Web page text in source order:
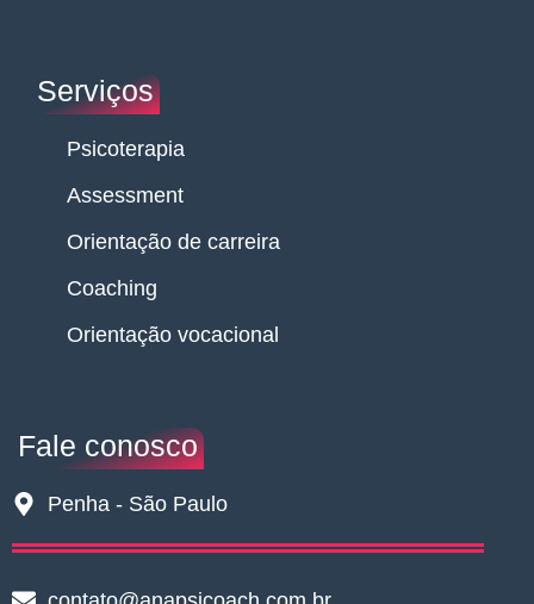
Serviços
Psicoterapia
Assessment
Orientação de carreira
Coaching
Orientação vocacional
Fale conosco
Penha - São Paulo